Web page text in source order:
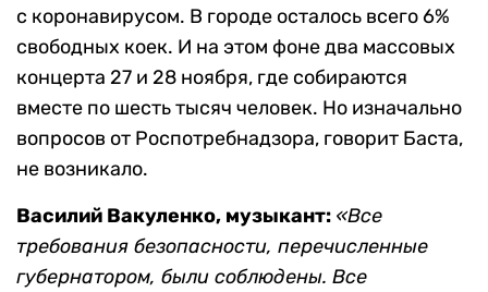
с коронавирусом. В городе осталось всего 6%
свободных коек. И на этом фоне два массовых
концерта 27 и 28 ноября, где собираются
вместе по шесть тысяч человек. Но изначально
вопросов от Роспотребнадзора, говорит Баста,
не возникало.
Василий Вакуленко, музыкант: «Все
требования безопасности, перечисленные
губернатором, были соблюдены. Все